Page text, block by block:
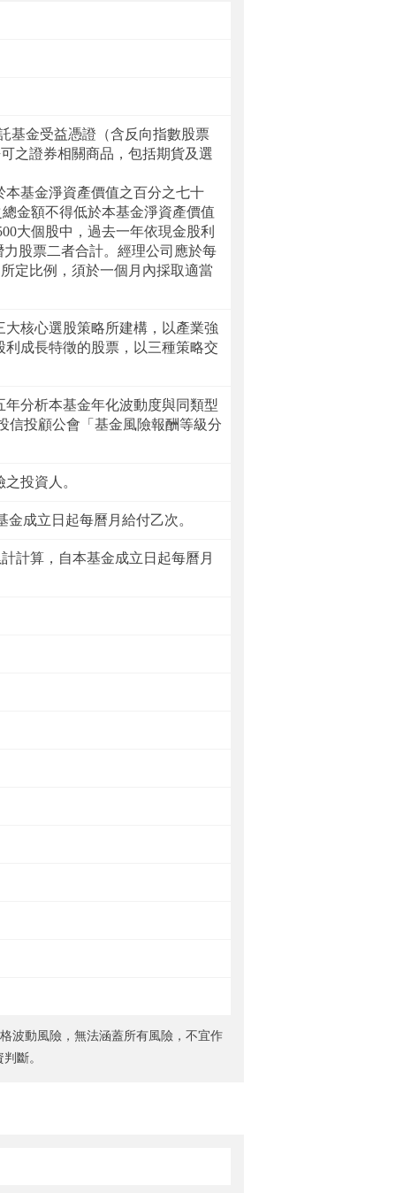
基金受益憑證（含反向指數股票
之證券相關商品，包括期貨及選
基金淨資產價值之百分之七十
金額不得低於本基金淨資產價值
大個股中，過去一年依現金股利
股票二者合計。經理公司應於每
定比例，須於一個月內採取適當
核心選股策略所建構，以產業強
成長特徵的股票，以三種策略交
分析本基金年化波動度與同類型
信投顧公會「基金風險報酬等級分
投資人。
成立日起每曆月給付乙次。
計算，自本基金成立日起每曆月
波動風險，無法涵蓋所有風險，不宜作
斷。